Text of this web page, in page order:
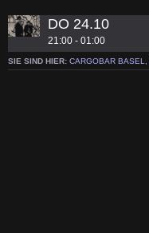
DO 24.10
21:00 - 01:00
SIE SIND HIER: CARGOBAR BASEL,